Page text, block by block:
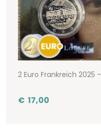
2 Euro Frankreich 2025
€ 17,00